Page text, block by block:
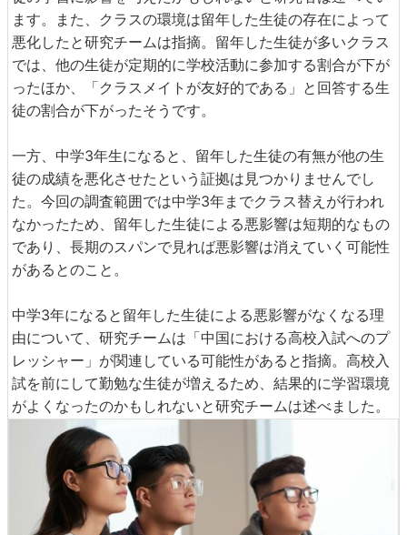
ます。また、クラスの環境は留年した生徒の存在によって
悪化したと研究チームは指摘。留年した生徒が多いクラス
では、他の生徒が定期的に学校活動に参加する割合が下が
ったほか、「クラスメイトが友好的である」と回答する生
徒の割合が下がったそうです。
一方、中学3年生になると、留年した生徒の有無が他の生
徒の成績を悪化させたという証拠は見つかりませんでし
た。今回の調査範囲では中学3年までクラス替えが行われ
なかったため、留年した生徒による悪影響は短期的なもの
であり、長期のスパンで見れば悪影響は消えていく可能性
があるとのこと。
中学3年になると留年した生徒による悪影響がなくなる理
由について、研究チームは「中国における高校入試へのプ
レッシャー」が関連している可能性があると指摘。高校入
試を前にして勤勉な生徒が増えるため、結果的に学習環境
がよくなったのかもしれないと研究チームは述べました。